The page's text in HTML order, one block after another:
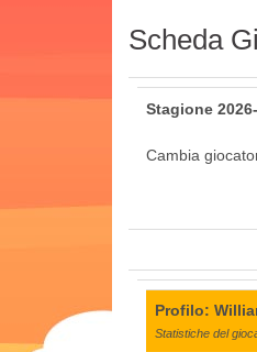
Scheda
Stagione
Cambia
Profilo:
Statistiche del